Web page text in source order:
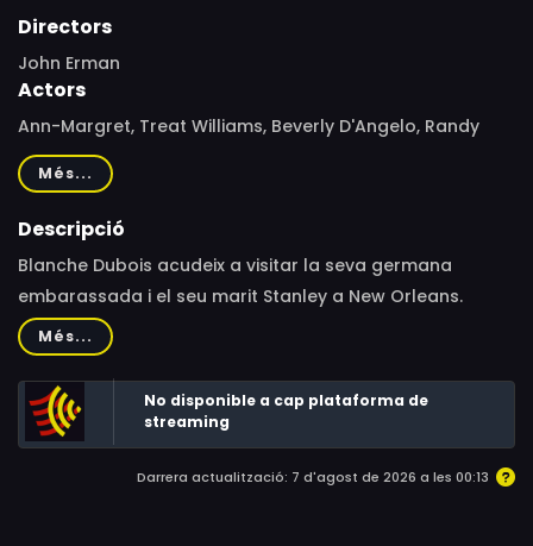
Directors
John Erman
Actors
Ann-Margret, Treat Williams, Beverly D'Angelo, Randy
Quaid, Erica Yohn, Rafael Campos, Ric Mancini, Fred
Sadoff, Elsa Raven, Tina Menard, Raphael Sbarge
Més...
Descripció
Blanche Dubois acudeix a visitar la seva germana
embarassada i el seu marit Stanley a New Orleans.
Stanley, aleshores, comença a mostrar la seva antipatia
cap a ella de forma virulenta. Adaptació televisiva del
clàssic de Tennessee Williams que va aconseguir
diverses nominacions als Emmy en la categoria de
minisèries o telefilms.
Més...
No disponible a cap plataforma de
streaming
Darrera actualització: 7 d'agost de 2026 a les 00:13